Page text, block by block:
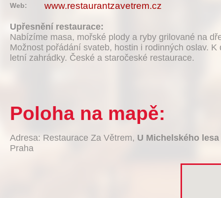
Web: www.restaurantzavetrem.cz
Upřesnění restaurace:
Nabízíme masa, mořské plody a ryby grilované na
Možnost pořádání svateb, hostin i rodinných oslav. K
letní zahrádky. České a staročeské restaurace.
Poloha na mapě:
Adresa: Restaurace Za Větrem, U Michelského lesa
Praha